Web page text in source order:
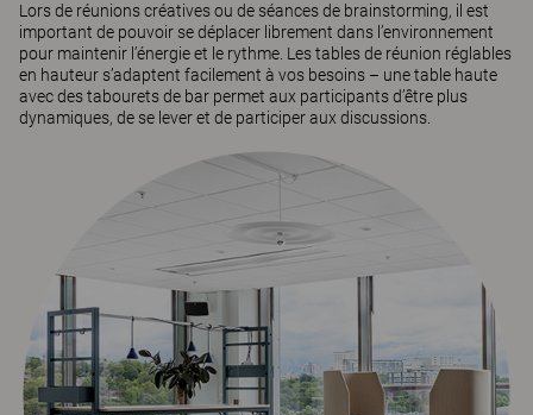
Lors de réunions créatives ou de séances de brainstorming, il est
important de pouvoir se déplacer librement dans l’environnement
pour maintenir l’énergie et le rythme. Les tables de réunion réglables
en hauteur s’adaptent facilement à vos besoins – une table haute
avec des tabourets de bar permet aux participants d’être plus
dynamiques, de se lever et de participer aux discussions.